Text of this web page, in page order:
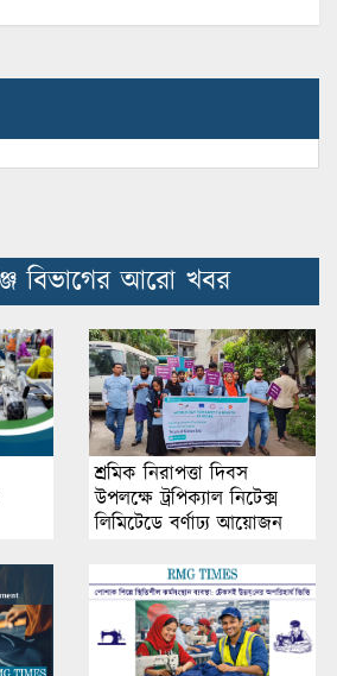
বিভাগের আরো খবর
শ্রমিক নিরাপত্তা দিবস
উপলক্ষে ট্রপিক্যাল নিটেক্স
লিমিটেডে বর্ণাঢ্য আয়োজন